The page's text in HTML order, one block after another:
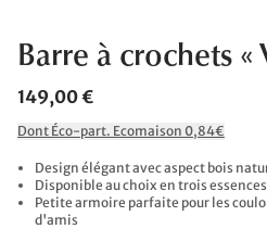
Barre à crochets «
149,00 €
Dont Éco-part. Ecomaison 0,84€
Design élégant avec aspect bois
Disponible au choix en trois
Petite armoire parfaite pour les
d'amis